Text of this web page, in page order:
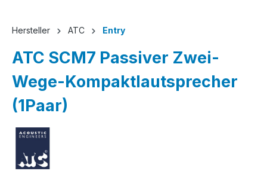
Hersteller ATC Entry
ATC SCM7 Passiver Zwei-
Wege-Kompaktlautsprecher
(1Paar)